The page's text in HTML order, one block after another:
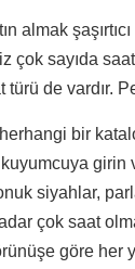
almak
çok sayıda
de vardır.
bir
girin
siyahlar,
çok saat
göre her